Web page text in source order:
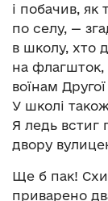
і побачив, як
по селу, —
в школу, хто
на флагшток,
воїнам
У школі
Я ледь встиг
двору
Ще б пак!
приварено